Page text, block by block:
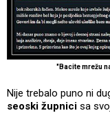
"Bacite mrežu
Nije trebalo puno ni
seoski župnici sa